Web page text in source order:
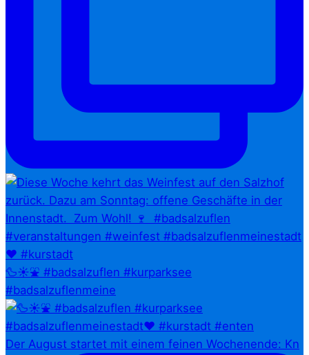
🦆☀️⛲ #badsalzuflen #kurparksee
#badsalzuflenmeine
Der August startet mit einem feinen Wochenende: Kn